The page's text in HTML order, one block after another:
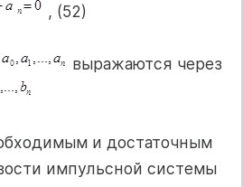
, (52)
выражаются через
и достаточным
импульсной системы